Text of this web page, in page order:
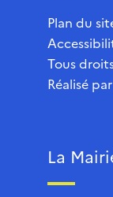
Plan du
Tous
Réalisé
La